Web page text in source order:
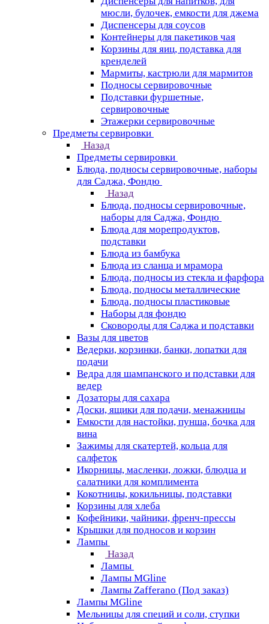
мюсли, булочек, емкости для джема
Диспенсеры для соусов
Контейнеры для пакетиков чая
Корзины для яиц, подставка для
кренделей
Мармиты, кастрюли для мармитов
Подносы сервировочные
Подставки фуршетные,
сервировочные
Этажерки сервировочные
Предметы сервировки
Назад
Предметы сервировки
Блюда, подносы сервировочные, наборы
для Саджа, Фондю
Назад
Блюда, подносы сервировочные,
наборы для Саджа, Фондю
Блюда для морепродуктов,
подставки
Блюда из бамбука
Блюда из сланца и мрамора
Блюда, подносы из стекла и фарфора
Блюда, подносы металлические
Блюда, подносы пластиковые
Наборы для фондю
Сковороды для Саджа и подставки
Вазы для цветов
Ведерки, корзинки, банки, лопатки для
подачи
Ведра для шампанского и подставки для
ведер
Дозаторы для сахара
Доски, ящики для подачи, менажницы
Емкости для настойки, пунша, бочка для
вина
Зажимы для скатертей, кольца для
салфеток
Икорницы, масленки, ложки, блюдца и
салатники для комплимента
Кокотницы, кокильницы, подставки
Корзины для хлеба
Кофейники, чайники, френч-прессы
Крышки для подносов и корзин
Лампы
Назад
Лампы
Лампы MGline
Лампы Zafferano (Под заказ)
Лампы MGline
Мельницы для специй и соли, ступки